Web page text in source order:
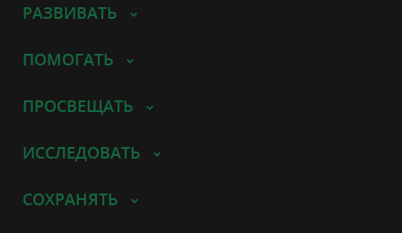
РАЗВИВАТЬ
ПОМОГАТЬ
ПРОСВЕЩАТЬ
ИССЛЕДОВАТЬ
СОХРАНЯТЬ